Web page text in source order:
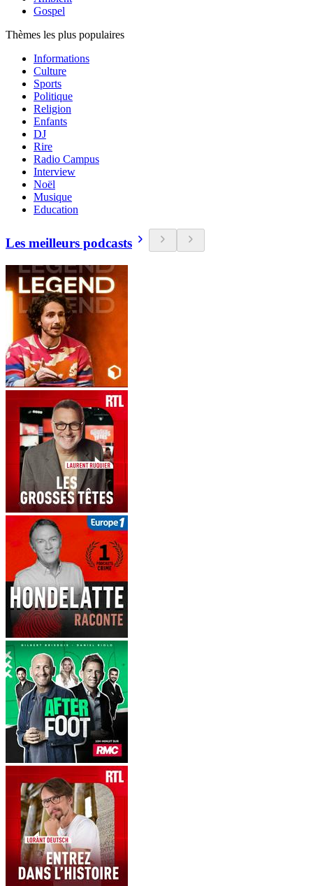
Gospel
Thèmes les plus populaires
Informations
Culture
Sports
Politique
Religion
Enfants
DJ
Rire
Radio Campus
Interview
Noël
Musique
Education
Les meilleurs podcasts